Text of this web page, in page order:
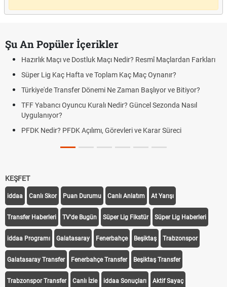
Şu An Popüler İçerikler
Hazırlık Maçı ve Dostluk Maçı Nedir? Resmî Maçlardan Farkları
Süper Lig Kaç Hafta ve Toplam Kaç Maç Oynanır?
Türkiye'de Transfer Dönemi Ne Zaman Başlıyor ve Bitiyor?
TFF Yabancı Oyuncu Kuralı Nedir? Güncel Sezonda Nasıl
Uygulanıyor?
PFDK Nedir? PFDK Açılımı, Görevleri ve Karar Süreci
KEŞFET
iddaa Canlı Skor Puan Durumu Canlı Anlatım At Yarışı
Transfer Haberleri TV'de Bugün Süper Lig Fikstür Süper Lig Haberleri
iddaa Programı Galatasaray Fenerbahçe Beşiktaş Trabzonspor
Galatasaray Transfer Fenerbahçe Transfer Beşiktaş Transfer
Trabzonspor Transfer Canlı İzle iddaa Sonuçları Aktif Sayaç